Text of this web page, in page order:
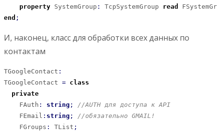
property SystemGroup : TcpSystemGroup read
end ;
И, наконец, класс для обработки всех данных по
контактам
TGoogleContact :
TGoogleContact = class
private
    FAuth
: string ;
//AUTH для доступа к API
    FEmail
: string ;
//обязательно GMAIL!
    FGroups
: TList ;